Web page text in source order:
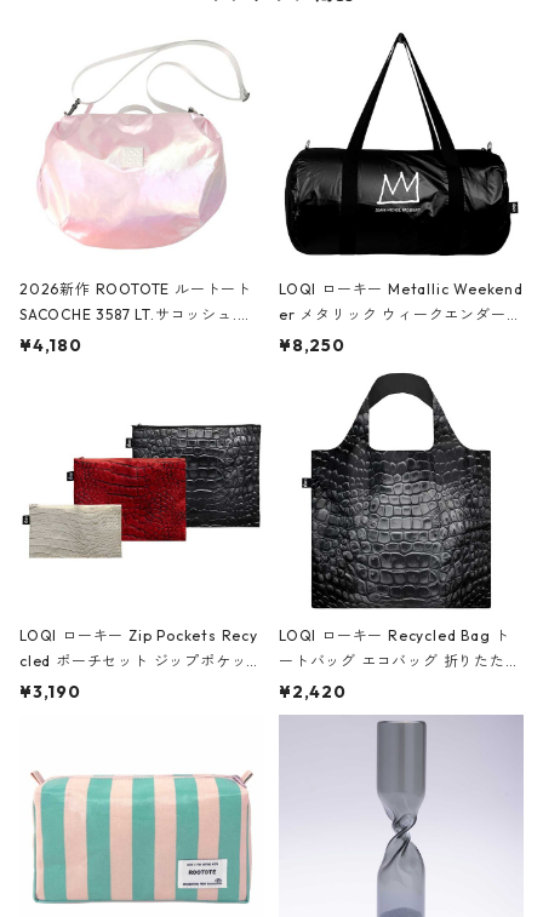
2026新作 ROOTOTE ルートート
SACOCHE 3587 LT.サコッシュ.ル
ミエ-B ショルダーバッグ グロスピ
¥4,180
LOQI ローキー Metallic Weekend
er メタリック ウィークエンダー
ボストンバッグ ショルダーバッグ
Black ジャン=ミッシェル・バスキ
ア/クラウン ブラック
¥8,250
LOQI ローキー Zip Pockets Recy
cled ポーチセット ジップポケット
ファスナーポーチ 撥水加工 トラベ
ーガンディー、オフホワイト
¥3,190
LOQI ローキー Recycled Bag ト
ートバッグ エコバッグ 折りたたみ
大きめ 撥水加工 収納ポーチ CRO
CODILE/Black クロコダイル/ブラ
¥2,420